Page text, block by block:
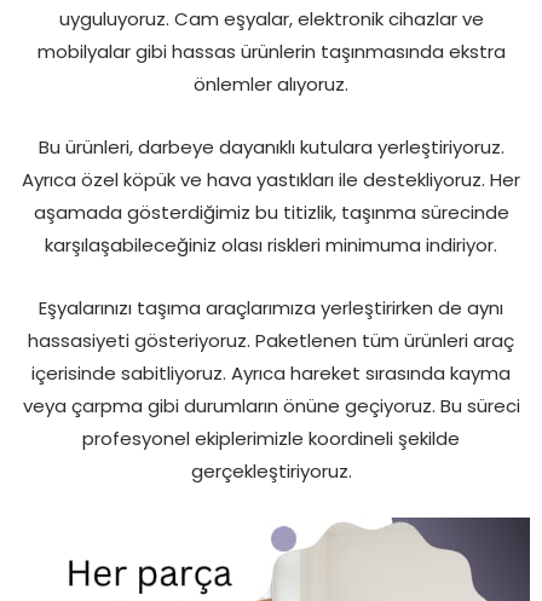
uyguluyoruz. Cam eşyalar, elektronik cihazlar ve
mobilyalar gibi hassas ürünlerin taşınmasında ekstra
önlemler alıyoruz.
Bu ürünleri, darbeye dayanıklı kutulara yerleştiriyoruz.
Ayrıca özel köpük ve hava yastıkları ile destekliyoruz. Her
aşamada gösterdiğimiz bu titizlik, taşınma sürecinde
karşılaşabileceğiniz olası riskleri minimuma indiriyor.
Eşyalarınızı taşıma araçlarımıza yerleştirirken de aynı
hassasiyeti gösteriyoruz. Paketlenen tüm ürünleri araç
içerisinde sabitliyoruz. Ayrıca hareket sırasında kayma
veya çarpma gibi durumların önüne geçiyoruz. Bu süreci
profesyonel ekiplerimizle koordineli şekilde
gerçekleştiriyoruz.